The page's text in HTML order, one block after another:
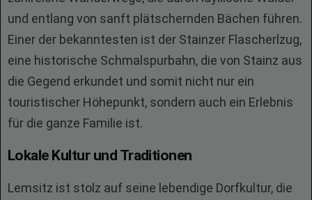
und entlang von sanft plätschernden Bächen führen.
Einer der bekanntesten ist der Stainzer Flascherlzug,
eine historische Schmalspurbahn, die von Stainz aus
die Gegend erkundet und somit nicht nur ein
touristischer Höhepunkt, sondern auch ein Erlebnis
für die ganze Familie ist.
Lokale Kultur und Traditionen
Lemsitz ist stolz auf seine lebendige Dorfkultur, die